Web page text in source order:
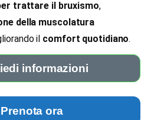
trattare il bruxismo,
della muscolatura
il comfort quotidiano.
informazioni
Prenota ora